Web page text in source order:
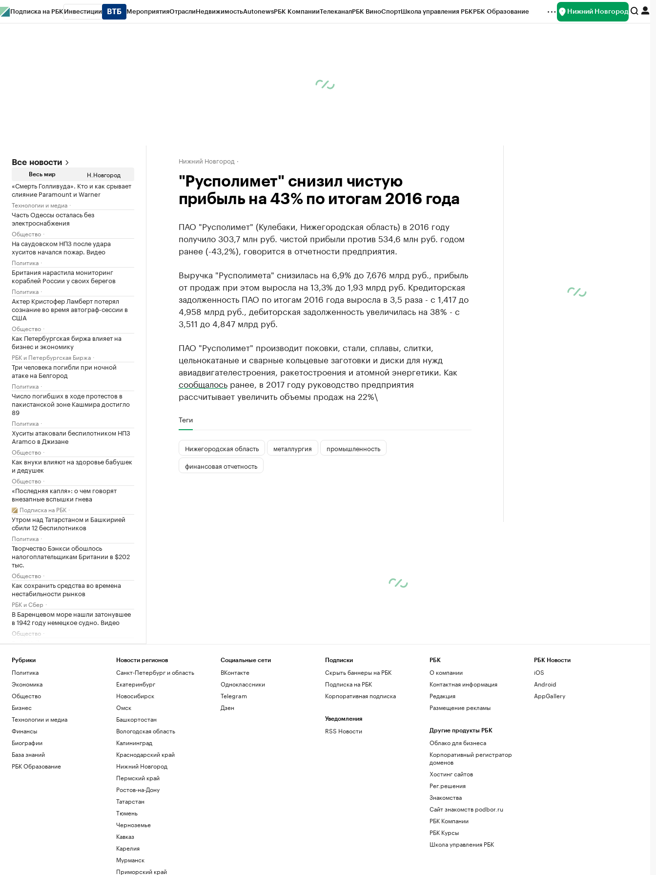
Подписка на РБК Инвестиции МероприятияОтраслиНедвижимостьAutonewsРБК КомпанииТелеканалРБК ВиноСпортШкола управления РБКРБК Образование Нижний Новгород
Все новости
Весь мир Н.Новгород
«Смерть Голливуда». Кто и как срывает
слияние Paramount и Warner
Технологии и медиа
Часть Одессы осталась без
электроснабжения
Общество
На саудовском НПЗ после удара
хуситов начался пожар. Видео
Политика
Британия нарастила мониторинг
кораблей России у своих берегов
Политика
Актер Кристофер Ламберт потерял
сознание во время автограф-сессии в
США
Общество
Как Петербургская биржа влияет на
бизнес и экономику
РБК и Петербургская Биржа
Три человека погибли при ночной
атаке на Белгород
Политика
Число погибших в ходе протестов в
пакистанской зоне Кашмира достигло
89
Политика
Хуситы атаковали беспилотником НПЗ
Aramco в Джизане
Общество
Как внуки влияют на здоровье бабушек
и дедушек
Общество
«Последняя капля»: о чем говорят
внезапные вспышки гнева
Подписка на РБК
Утром над Татарстаном и Башкирией
сбили 12 беспилотников
Политика
Творчество Бэнкси обошлось
налогоплательщикам Британии в $202
тыс.
Общество
Как сохранить средства во времена
нестабильности рынков
РБК и Сбер
В Баренцевом море нашли затонувшее
в 1942 году немецкое судно. Видео
Общество
Daily Mail узнала о плане «королевских
Политика
Эксперт «Альфа-Денег» рассказала,
Миллиардеры скупают и строят
бункеры. Чего они боятся и куда хотят
бежать
показали кадры с Моджтабой Хаменеи.
Видео
Политика
Как облигационный долг помог решить
Нижний Новгород
"Русполимет" снизил чистую
прибыль на 43% по итогам 2016 года
ПАО "Русполимет" (Кулебаки, Нижегородская область) в 2016 году
получило 303,7 млн руб. чистой прибыли против 534,6 млн руб. годом
ранее (-43,2%), говорится в отчетности предприятия.
Выручка "Русполимета" снизилась на 6,9% до 7,676 млрд руб., прибыль
от продаж при этом выросла на 13,3% до 1,93 млрд руб. Кредиторская
задолженность ПАО по итогам 2016 года выросла в 3,5 раза - с 1,417 до
4,958 млрд руб., дебиторская задолженность увеличилась на 38% - с
3,511 до 4,847 млрд руб.
ПАО "Русполимет" производит поковки, стали, сплавы, слитки,
цельнокатаные и сварные кольцевые заготовки и диски для нужд
авиадвигателестроения, ракетостроения и атомной энергетики. Как
сообщалосьранее, в 2017 году руководство предприятия
рассчитывает увеличить объемы продаж на 22%\
Теги
Нижегородская область металлургия
промышленность
финансовая отчетность
Рубрики
Политика
Экономика
Общество
Бизнес
Технологии и медиа
Финансы
Биографии
База знаний
РБК Образование
Новости регионов
Санкт-Петербург и область
Екатеринбург
Новосибирск
Омск
Башкортостан
Вологодская область
Калининград
Краснодарский край
Нижний Новгород
Пермский край
Ростов-на-Дону
Татарстан
Тюмень
Черноземье
Кавказ
Карелия
Мурманск
Приморский край
Социальные сети
ВКонтакте
Одноклассники
Telegram
Дзен
Подписки
Скрыть баннеры на РБК
Подписка на РБК
Корпоративная подписка
Уведомления
RSS Новости
РБК
О компании
Контактная информация
Редакция
Размещение рекламы
Другие продукты РБК
Облако для бизнеса
Корпоративный регистратор
доменов
Хостинг сайтов
Рег.решения
Знакомства
Сайт знакомств podbor.ru
РБК Компании
РБК Курсы
Школа управления РБК
РБК Новости
iOS
Android
AppGallery